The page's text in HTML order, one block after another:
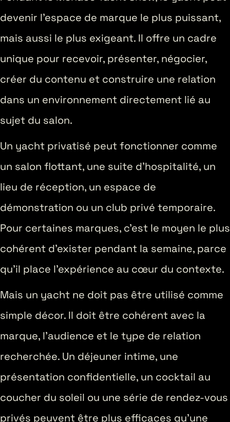
devenir l’espace de marque le plus puissant,
mais aussi le plus exigeant. Il offre un cadre
unique pour recevoir, présenter, négocier,
créer du contenu et construire une relation
dans un environnement directement lié au
sujet du salon.
Un yacht privatisé peut fonctionner comme
un salon flottant, une suite d’hospitalité, un
lieu de réception, un espace de
démonstration ou un club privé temporaire.
Pour certaines marques, c’est le moyen le plus
cohérent d’exister pendant la semaine, parce
qu’il place l’expérience au cœur du contexte.
Mais un yacht ne doit pas être utilisé comme
simple décor. Il doit être cohérent avec la
marque, l’audience et le type de relation
recherchée. Un déjeuner intime, une
présentation confidentielle, un cocktail au
coucher du soleil ou une série de rendez-vous
privés peuvent être plus efficaces qu’une